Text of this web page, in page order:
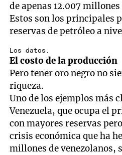
de apenas 12.007
Estos son los principales
reservas de petróleo a
Los datos.
El costo de la producción
Pero tener oro negro no
riqueza.
Uno de los ejemplos más
Venezuela, que ocupa el
con mayores reservas
crisis económica que ha
millones de venezolanos,